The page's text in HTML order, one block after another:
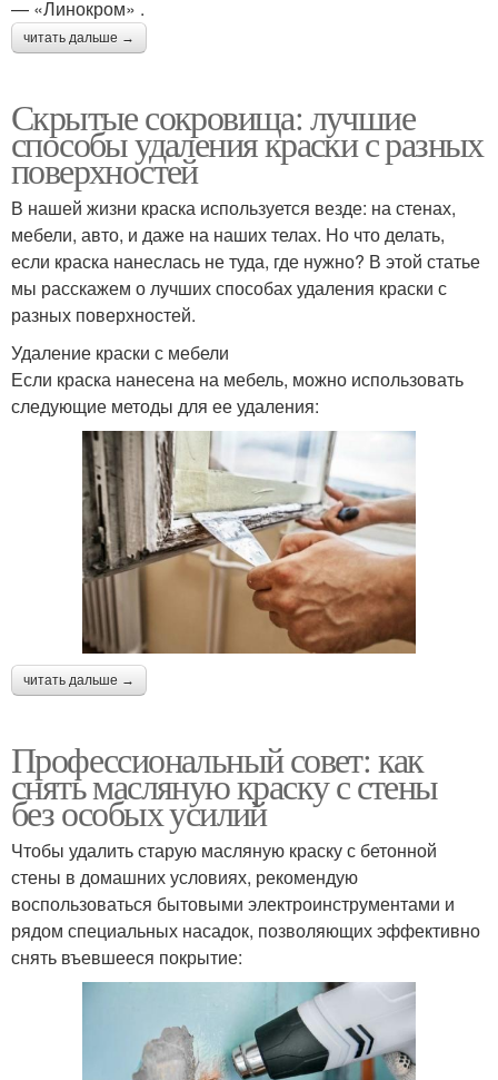
— «Линокром» .
читать дальше →
Скрытые сокровища: лучшие
способы удаления краски с разных
поверхностей
В нашей жизни краска используется везде: на стенах,
мебели, авто, и даже на наших телах. Но что делать,
если краска нанеслась не туда, где нужно? В этой статье
мы расскажем о лучших способах удаления краски с
разных поверхностей.
Удаление краски с мебели
Если краска нанесена на мебель, можно использовать
следующие методы для ее удаления:
читать дальше →
Профессиональный совет: как
снять масляную краску с стены
без особых усилий
Чтобы удалить старую масляную краску с бетонной
стены в домашних условиях, рекомендую
воспользоваться бытовыми электроинструментами и
рядом специальных насадок, позволяющих эффективно
снять въевшееся покрытие: